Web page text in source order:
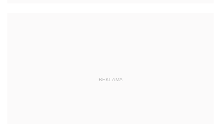
REKLAMA